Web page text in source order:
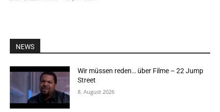
NEWS
Wir müssen reden… über Filme – 22 Jump
Street
8. August 2026